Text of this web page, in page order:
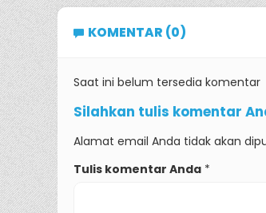
KOMENTAR (0)
Saat ini belum tersedia komentar
Silahkan tulis komentar
Alamat email Anda tidak akan
Tulis komentar Anda *